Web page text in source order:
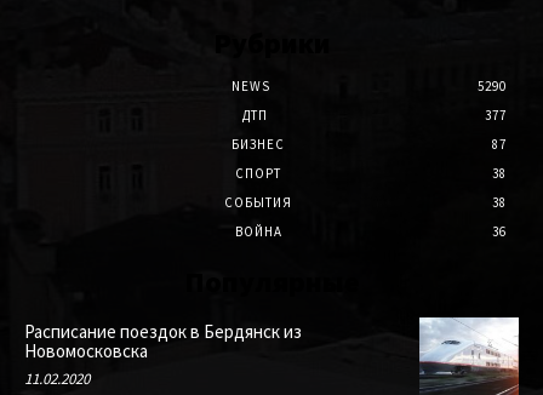
NEWS
5290
ДТП
377
БИЗНЕС
87
СПОРТ
38
СОБЫТИЯ
38
ВОЙНА
36
Расписание поездок в Бердянск из
Новомосковска
11.02.2020